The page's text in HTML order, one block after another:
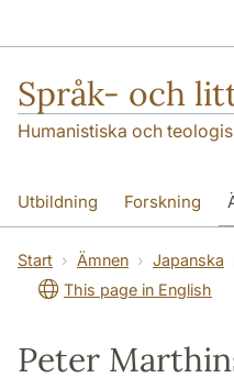
Språk- och
Humanistiska och
Utbildning Forskning
SOL-husen Kontakt
översättning till svenska
Start Ämnen Japanska
This page in English
Peter